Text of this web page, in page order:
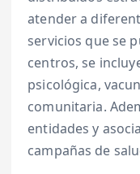
atender a
servicios que se
centros, se
psicológica,
comunitaria.
entidades y
campañas de